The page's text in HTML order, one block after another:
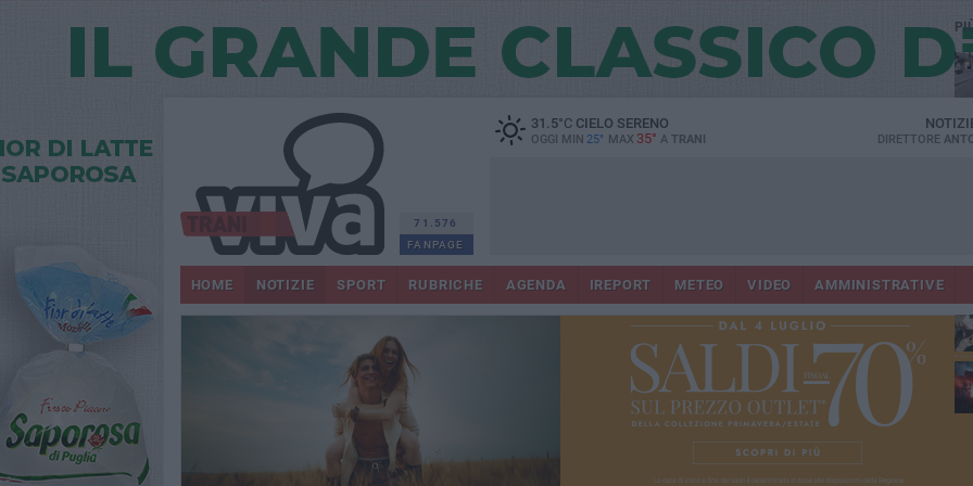
71.576
FANPAGE
31.5°CCIELO SERENO
OGGI MIN 25° MAX 35° A TRANI DIRETTORE
HOME NOTIZIE SPORT RUBRICHE AGENDA IREPORT METEO VIDEO AMMINISTRATIVE